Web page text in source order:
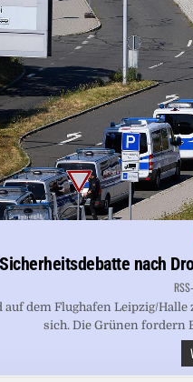
Sicherheitsdebatte nach
dem Flughafen Leipzig/Halle
sich. Die Grünen fordern